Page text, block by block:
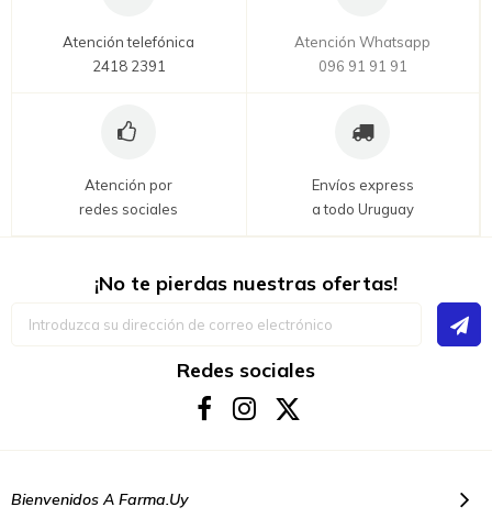
Atención telefónica
2418 2391
Atención Whatsapp
096 91 91 91
Atención por
redes sociales
Envíos express
a todo Uruguay
¡No te pierdas nuestras ofertas!
Redes sociales
Bienvenidos A Farma.uy